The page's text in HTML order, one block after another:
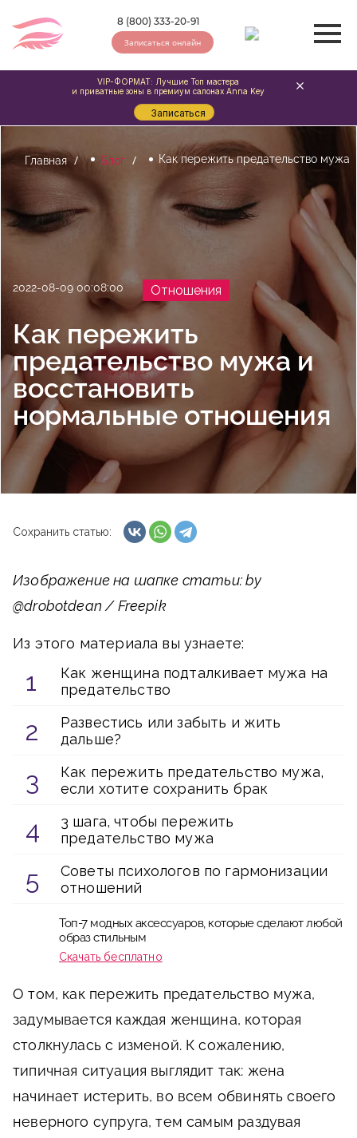
8 (800) 333-20-91
Записаться онлайн
Главная Блог Как пережить предательство мужа
2022-08-09 00:08:00 Отношения
Как пережить
предательство мужа и
восстановить
нормальные отношения
Сохранить статью:
Изображение на шапке статьи: by
@drobotdean / Freepik
Из этого материала вы узнаете:
Как женщина подталкивает мужа на
предательство
Развестись или забыть и жить
дальше?
Как пережить предательство мужа,
если хотите сохранить брак
3 шага, чтобы пережить
предательство мужа
Советы психологов по гармонизации
отношений
Топ-7 модных аксессуаров, которые сделают любой
образ стильным
Скачать бесплатно
О том, как пережить предательство мужа,
задумывается каждая женщина, которая
столкнулась с изменой. К сожалению,
типичная ситуация выглядит так: жена
начинает истерить, во всем обвинять своего
неверного супруга, тем самым раздувая
VIP-ФОРМАТ: Лучшие Топ мастера
и приватные зоны в премиум салонах Anna Key
Записаться